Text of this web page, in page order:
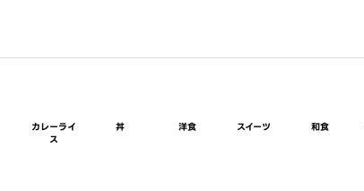
カレーライ
ス
丼 洋食 スイーツ 和食